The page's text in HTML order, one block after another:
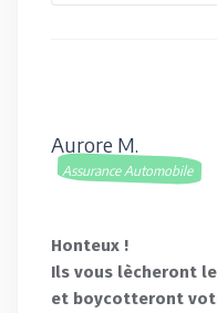
Aurore M.
Assurance Automobile
Honteux !
Ils vous lècheront
et boycotteront